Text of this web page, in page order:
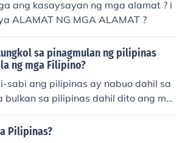
ang unang tao sa mundo. Mayroo
sa mga bundok, ilog, at iba pang
nagpapakita ng koneksyon ng mga
Ang mga alamat na ito ay
kulturang Pilipino at nagbibigay-
at paniniwala ng mga tao.
ang kasaysayan ng mga alamat ? i
ALAMAT NG MGA ALAMAT ?
sa pinagmulan ng pilipinas
ng mga Filipino?
sabi ang pilipinas ay nabuo dahil sa
bulkan sa pilipinas dahil dito ang mg
sa buong dagat pasipiko kung sa
pilipina
Pilipinas?